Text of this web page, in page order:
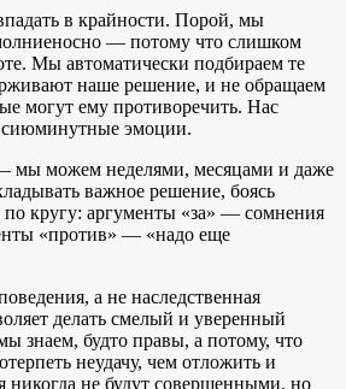
в крайности. Порой, мы
— потому что слишком
Мы автоматически подбираем те
наше решение, и не обращаем
могут ему противоречить. Нас
сиюминутные эмоции.
мы можем неделями, месяцами и даже
важное решение, боясь
кругу: аргументы «за» — сомнения
«против» — «надо еще
а не наследственная
делать смелый и уверенный
знаем, будто правы, а потому, что
неудачу, чем отложить и
не будут совершенными, но